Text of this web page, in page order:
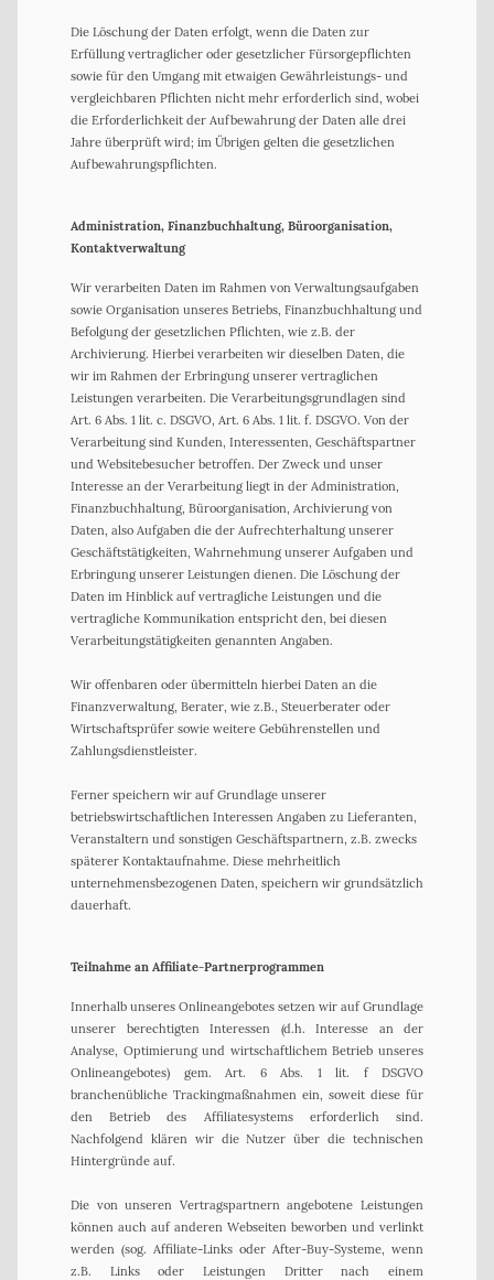
Die Löschung der Daten erfolgt, wenn die Daten zur
Erfüllung vertraglicher oder gesetzlicher Fürsorgepflichten
sowie für den Umgang mit etwaigen Gewährleistungs- und
vergleichbaren Pflichten nicht mehr erforderlich sind, wobei
die Erforderlichkeit der Aufbewahrung der Daten alle drei
Jahre überprüft wird; im Übrigen gelten die gesetzlichen
Aufbewahrungspflichten.
Administration, Finanzbuchhaltung, Büroorganisation,
Kontaktverwaltung
Wir verarbeiten Daten im Rahmen von Verwaltungsaufgaben
sowie Organisation unseres Betriebs, Finanzbuchhaltung und
Befolgung der gesetzlichen Pflichten, wie z.B. der
Archivierung. Hierbei verarbeiten wir dieselben Daten, die
wir im Rahmen der Erbringung unserer vertraglichen
Leistungen verarbeiten. Die Verarbeitungsgrundlagen sind
Art. 6 Abs. 1 lit. c. DSGVO, Art. 6 Abs. 1 lit. f. DSGVO. Von der
Verarbeitung sind Kunden, Interessenten, Geschäftspartner
und Websitebesucher betroffen. Der Zweck und unser
Interesse an der Verarbeitung liegt in der Administration,
Finanzbuchhaltung, Büroorganisation, Archivierung von
Daten, also Aufgaben die der Aufrechterhaltung unserer
Geschäftstätigkeiten, Wahrnehmung unserer Aufgaben und
Erbringung unserer Leistungen dienen. Die Löschung der
Daten im Hinblick auf vertragliche Leistungen und die
vertragliche Kommunikation entspricht den, bei diesen
Verarbeitungstätigkeiten genannten Angaben.
Wir offenbaren oder übermitteln hierbei Daten an die
Finanzverwaltung, Berater, wie z.B., Steuerberater oder
Wirtschaftsprüfer sowie weitere Gebührenstellen und
Zahlungsdienstleister.
Ferner speichern wir auf Grundlage unserer
betriebswirtschaftlichen Interessen Angaben zu Lieferanten,
Veranstaltern und sonstigen Geschäftspartnern, z.B. zwecks
späterer Kontaktaufnahme. Diese mehrheitlich
unternehmensbezogenen Daten, speichern wir grundsätzlich
dauerhaft.
Teilnahme an Affiliate-Partnerprogrammen
Innerhalb unseres Onlineangebotes setzen wir auf Grundlage
unserer berechtigten Interessen (d.h. Interesse an der
Analyse, Optimierung und wirtschaftlichem Betrieb unseres
Onlineangebotes) gem. Art. 6 Abs. 1 lit. f DSGVO
branchenübliche Trackingmaßnahmen ein, soweit diese für
den Betrieb des Affiliatesystems erforderlich sind.
Nachfolgend klären wir die Nutzer über die technischen
Hintergründe auf.
Die von unseren Vertragspartnern angebotene Leistungen
können auch auf anderen Webseiten beworben und verlinkt
werden (sog. Affiliate-Links oder After-Buy-Systeme, wenn
z.B. Links oder Leistungen Dritter nach einem